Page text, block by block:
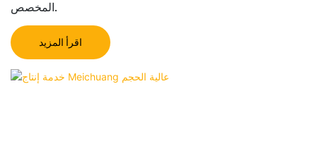
المخصص.
اقرأ المزيد